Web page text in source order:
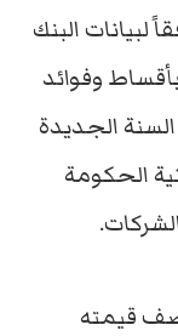
دولار وفقاً لبيانات البنك
بأقساط وفوائد
الجديدة
الحكومة
قيمته